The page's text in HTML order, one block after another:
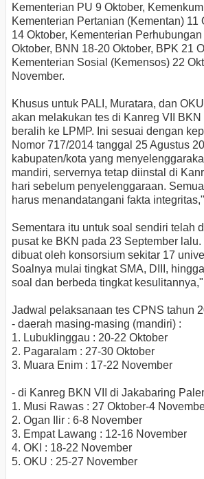
Kementerian PU 9 Oktober,
Kementerian Pertanian (Kementan) 11
14 Oktober, Kementerian
Oktober, BNN 18-20 Oktober, BPK 21
Kementerian Sosial (Kemensos) 22
November.
Khusus untuk PALI, Muratara, dan
akan melakukan tes di Kanreg VII
beralih ke LPMP. Ini sesuai dengan
Nomor 717/2014 tanggal 25 Agustus
kabupaten/kota yang
mandiri, servernya tetap diinstal di
hari sebelum penyelenggaraan.
harus menandatangani fakta
Sementara itu untuk soal sendiri telah
pusat ke BKN pada 23 September
dibuat oleh konsorsium sekitar 17
Soalnya mulai tingkat SMA, DIII,
soal dan berbeda tingkat
Jadwal pelaksanaan tes CPNS tahun
- daerah masing-masing (mandiri) :
1. Lubuklinggau : 20-22 Oktober
2. Pagaralam : 27-30 Oktober
3. Muara Enim : 17-22 November
- di Kanreg BKN VII di Jakabaring
1. Musi Rawas : 27 Oktober-4
2. Ogan Ilir : 6-8 November
3. Empat Lawang : 12-16 November
4. OKI : 18-22 November
5. OKU : 25-27 November